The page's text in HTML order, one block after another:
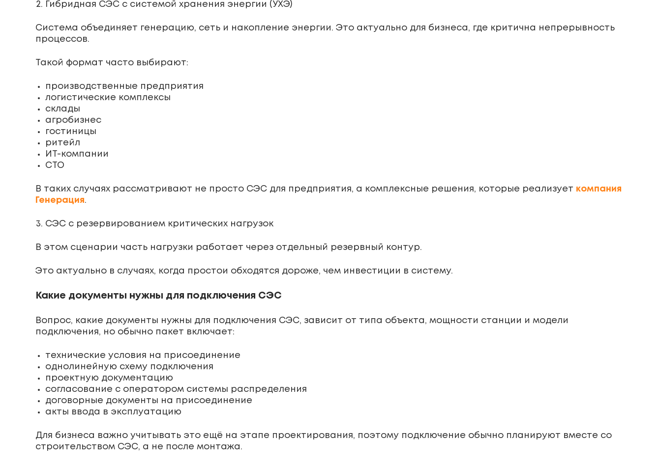
Гибридная СЭС с системой хранения энергии (УХЭ)
Система объединяет генерацию, сеть и накопление энергии. Это актуально для бизнеса, где критична непрерывность
процессов.
Такой формат часто выбирают:
производственные предприятия
логистические комплексы
склады
агробизнес
гостиницы
ритейл
ИТ-компании
СТО
В таких случаях рассматривают не просто СЭС для предприятия, а комплексные решения, которые реализует компания
Генерация.
СЭС с резервированием критических нагрузок
В этом сценарии часть нагрузки работает через отдельный резервный контур.
Это актуально в случаях, когда простои обходятся дороже, чем инвестиции в систему.
Какие документы нужны для подключения СЭС
Вопрос, какие документы нужны для подключения СЭС, зависит от типа объекта, мощности станции и модели
подключения, но обычно пакет включает:
технические условия на присоединение
однолинейную схему подключения
проектную документацию
согласование с оператором системы распределения
договорные документы на присоединение
акты ввода в эксплуатацию
Для бизнеса важно учитывать это ещё на этапе проектирования, поэтому подключение обычно планируют вместе со
строительством СЭС, а не после монтажа.